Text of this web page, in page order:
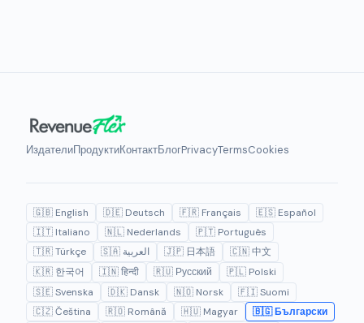
ИздателиПродуктиКонтактБлогPrivacyTermsCookies
🇬🇧 English 🇩🇪 Deutsch 🇫🇷 Français
🇪🇸 Español
🇮🇹 Italiano
🇳🇱 Nederlands
🇵🇹 Português
🇹🇷 Türkçe
🇸🇦 العربية 🇯🇵 日本語
🇨🇳 中文
🇰🇷 한국어
🇮🇳 हिन्दी 🇷🇺 Русский
🇵🇱 Polski
🇸🇪 Svenska
🇩🇰 Dansk 🇳🇴 Norsk
🇫🇮 Suomi
🇨🇿 Čeština
🇷🇴 Română 🇭🇺 Magyar 🇧🇬 Български